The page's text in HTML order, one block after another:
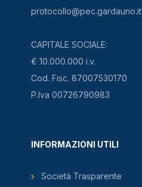
protocollo@pec.gardauno.it
CAPITALE SOCIALE:
€ 10.000.000 i.v.
Cod. Fisc. 87007530170
P.Iva 00726790983
INFORMAZIONI UTILI
Società Trasparente